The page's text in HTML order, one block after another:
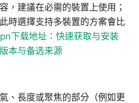
，建議在必需的裝置上使用；
時選擇支持多裝置的方案會比
下载地址：快速获取与安装
本与备选来源
、長度或聚焦的部分（例如更